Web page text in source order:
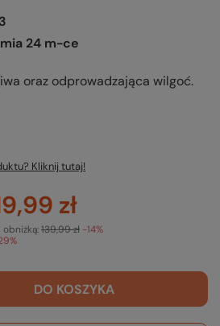
24 m-ce
oraz odprowadzająca wilgoć.
Kliknij tutaj!
zł
obniżką:139,99 zł -14%
DO KOSZYKA